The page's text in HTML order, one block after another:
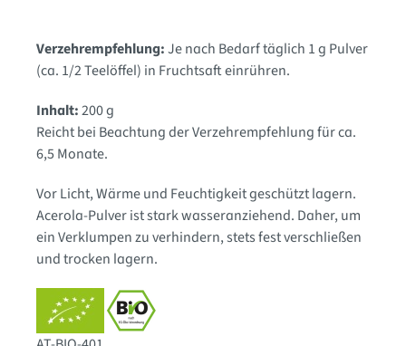
Verzehrempfehlung:Je nach Bedarf täglich 1 g Pulver
(ca. 1/2 Teelöffel) in Fruchtsaft einrühren.
Inhalt:200 g
Reicht bei Beachtung der Verzehrempfehlung für ca.
6,5 Monate.
Vor Licht, Wärme und Feuchtigkeit geschützt lagern.
Acerola-Pulver ist stark wasseranziehend. Daher, um
ein Verklumpen zu verhindern, stets fest verschließen
und trocken lagern.